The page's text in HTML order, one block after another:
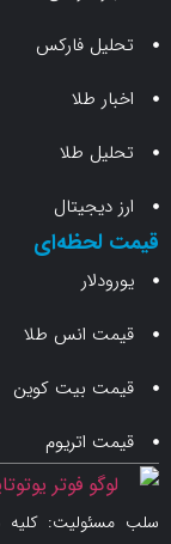
فارکس
انس طلا
بیت کوین
کلیه مطالب،